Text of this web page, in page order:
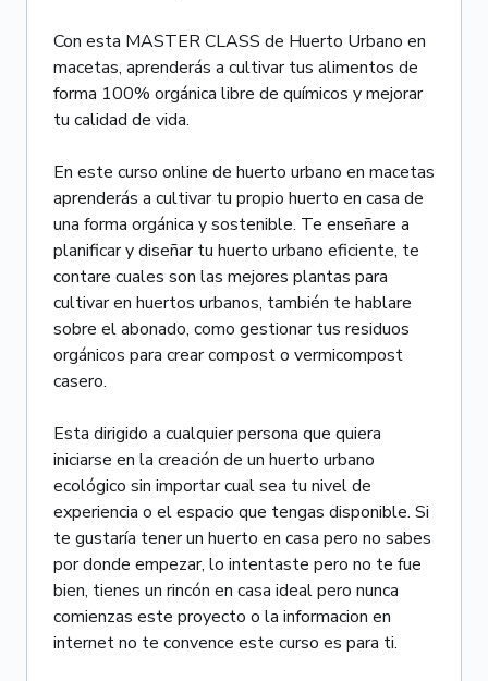
Con esta MASTER CLASS de Huerto Urbano en
macetas, aprenderás a cultivar tus alimentos de
forma 100% orgánica libre de químicos y mejorar
tu calidad de vida.
En este curso online de huerto urbano en macetas
aprenderás a cultivar tu propio huerto en casa de
una forma orgánica y sostenible. Te enseñare a
planificar y diseñar tu huerto urbano eficiente, te
contare cuales son las mejores plantas para
cultivar en huertos urbanos, también te hablare
sobre el abonado, como gestionar tus residuos
orgánicos para crear compost o vermicompost
casero.
Esta dirigido a cualquier persona que quiera
iniciarse en la creación de un huerto urbano
ecológico sin importar cual sea tu nivel de
experiencia o el espacio que tengas disponible. Si
te gustaría tener un huerto en casa pero no sabes
por donde empezar, lo intentaste pero no te fue
bien, tienes un rincón en casa ideal pero nunca
comienzas este proyecto o la informacion en
internet no te convence este curso es para ti.